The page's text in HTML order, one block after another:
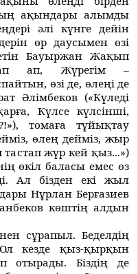
ақындары алымды
әлi күнге дейiн
өр даусымен өзi
Бауыржан Жақып
ап, Жүрегiм –
өзi де, өлеңi де
Әлiмбеков («Күледi
Күлсе күлсiншi,
томаға тұйықтау
өлең деймiз, жыр
жүр кей қыз...»)
өкiл баласы емес өз
дi. Ал бiзден екi жыл
Нұрлан Берғазиев
көштiң алдын
сұрапыл. Беделдiң
кезде қыз-қырқын
отырады. Бiздiң де